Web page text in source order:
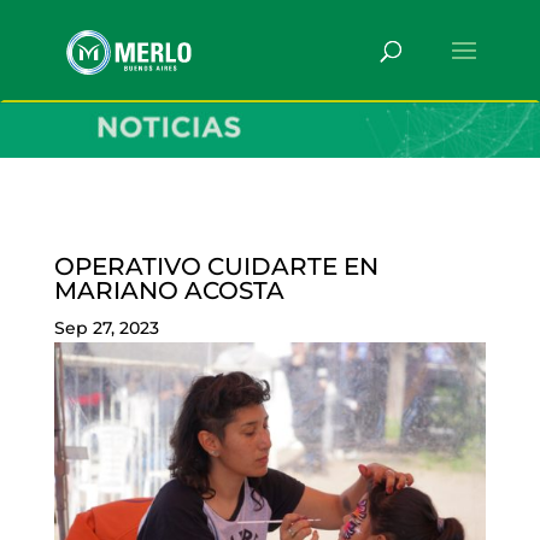
OPERATIVO CUIDARTE EN
MARIANO ACOSTA
Sep 27, 2023